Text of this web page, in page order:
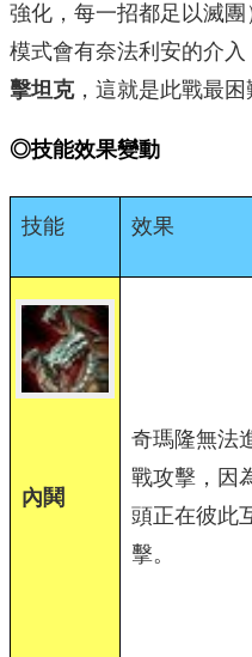
強化，每一招都足以滅
模式會有奈法利安的介入
擊坦克，這就是此戰最困
◎技能效果變動
技能 效果
內鬨
奇瑪隆無法
戰攻擊，因
頭正在彼此
擊。